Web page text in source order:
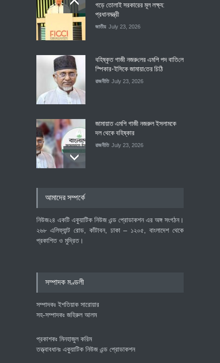
গড়ে তোলাই সরকারের মূল লক্ষ্য:
প্রধানমন্ত্রী
জাতীয় July 23, 2026
বহিষ্কৃত গাজী নজরু‌লের এম‌পি পদ বা‌তি‌লে
স্পিকার-ইসিকে জামায়া‌তের চি‌ঠি
রাজনীতি July 23, 2026
জামায়াত এমপি গাজী নজরুল ইসলামকে
দল থেকে বহিষ্কার
রাজনীতি July 23, 2026
আমাদের সম্পর্কে
নিউজ২৪ একটি একুয়াটিক নিউজ এন্ড প্রোডাকশন এর অঙ্গ সংগঠন।
২৬৮ এলিফ্যান্ট রোড, কাঁটাবন, ঢাকা – ১২০৫, বাংলাদেশ থেকে
প্রকাশিত ও মুদ্রিত।
সম্পাদক মণ্ডলী
সম্পাদকঃ ইশতিয়াক সারোয়ার
সহ-সম্পাদকঃ জহিরুল আলম
প্রকাশকঃ মিনহাজুল করিম
তত্ত্বাবধানঃ একুয়াটিক নিউজ এন্ড প্রোডাকশন